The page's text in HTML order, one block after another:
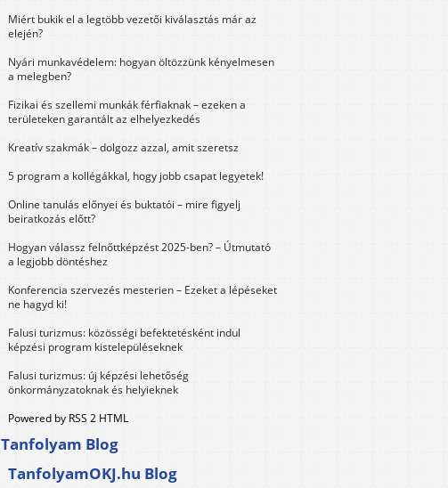
Miért bukik el a legtöbb vezetői kiválasztás már az
elején?
Nyári munkavédelem: hogyan öltözzünk kényelmesen
a melegben?
Fizikai és szellemi munkák férfiaknak – ezeken a
területeken garantált az elhelyezkedés
Kreatív szakmák – dolgozz azzal, amit szeretsz
5 program a kollégákkal, hogy jobb csapat legyetek!
Online tanulás előnyei és buktatói – mire figyelj
beiratkozás előtt?
Hogyan válassz felnőttképzést 2025-ben? – Útmutató
a legjobb döntéshez
Konferencia szervezés mesterien – Ezeket a lépéseket
ne hagyd ki!
Falusi turizmus: közösségi befektetésként indul
képzési program kistelepüléseknek
Falusi turizmus: új képzési lehetőség
önkormányzatoknak és helyieknek
Powered by RSS 2 HTML
Tanfolyam Blog
TanfolyamOKJ.hu Blog